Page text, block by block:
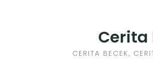
Cerita
CERITA BECEK,